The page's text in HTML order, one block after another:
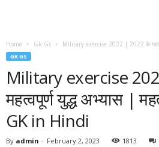
Home Gk Gs Military exercise 2022 | 2022 के
GK GS
Military exercise
महत्वपूर्ण युद्ध अभ्यास |
GK in Hindi
By admin - February 2, 2023 1813